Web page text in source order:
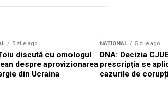
5 zile ago
discută cu omologul
despre aprovizionarea
din Ucraina
NAȚIONAL 5 zile ago
DNA: Decizia
prescripția se
cazurile de